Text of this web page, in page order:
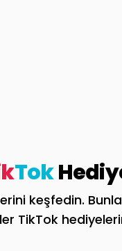
Tok
keşfedin.
TikTok